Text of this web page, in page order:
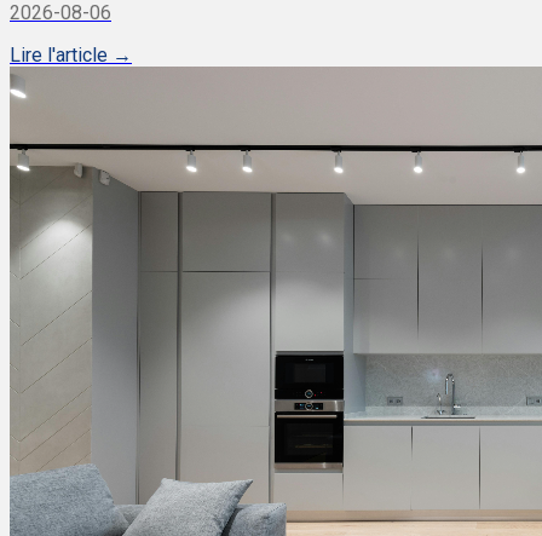
2026-08-06
Lire l'article →